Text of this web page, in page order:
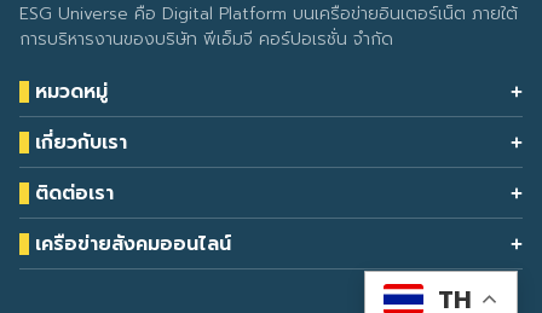
ESG Universe คือ Digital Platform บนเครือข่ายอินเตอร์เน็ต ภายใต้
การบริหารงานของบริษัท พีเอ็มจี คอร์ปอเรชั่น จำกัด
หมวดหมู่
Health & Wellness
Eco Icon
ESG Data
Climate Change
ESG Report
เกี่ยวกับเรา
Our Services
About Us
Contact Us
ติดต่อเรา
โทรศัพท์: 090-549-2524
เครือข่ายสังคมออนไลน์
TH